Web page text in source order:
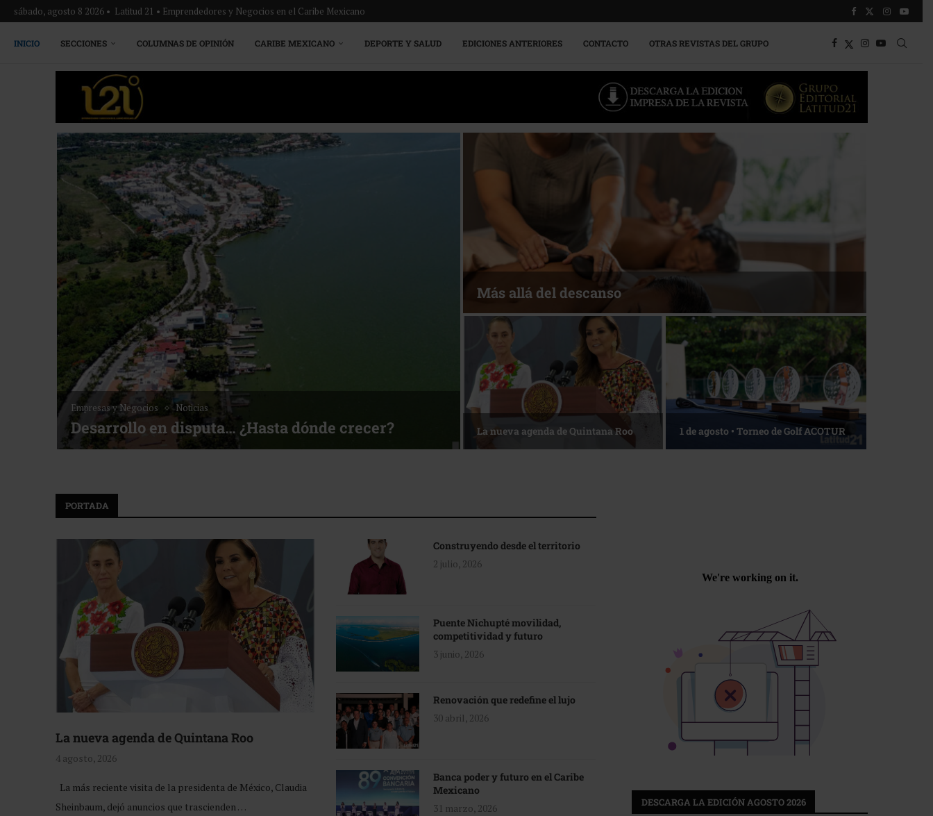
sábado, agosto 8 2026 • Latitud 21 • Emprendedores y Negocios en el Caribe Mexicano
INICIO SECCIONES COLUMNAS DE OPINIÓN CARIBE MEXICANO DEPORTE Y SALUD EDICIONES ANTERIORES CONTACTO OTRAS REVISTAS DEL GRUPO
Empresas y Negocios Noticias
Desarrollo en disputa… ¿Hasta dónde crecer?
Más allá del descanso
La nueva agenda de Quintana Roo 1 de agosto • Torneo de Golf ACOTUR
PORTADA
La nueva agenda de Quintana Roo
4 agosto, 2026
La más reciente visita de la presidenta de México, Claudia
Sheinbaum, dejó anuncios que trascienden …
Construyendo desde el territorio
2 julio, 2026
Puente Nichupté movilidad,
competitividad y futuro
3 junio, 2026
Renovación que redefine el lujo
30 abril, 2026
Banca poder y futuro en el Caribe
Mexicano
31 marzo, 2026
DESCARGA LA EDICIÓN AGOSTO 2026